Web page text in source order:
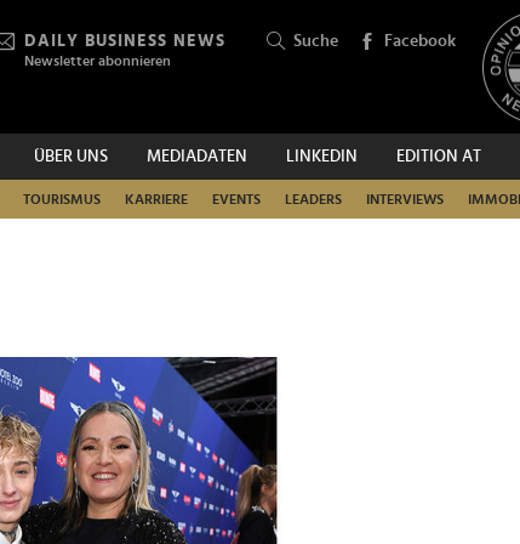
DAILY BUSINESS NEWS
Newsletter abonnieren
Suche Facebook
ÜBER UNS MEDIADATEN LINKEDIN EDITION AT
TOURISMUS KARRIERE EVENTS LEADERS INTERVIEWS
SUCHEN